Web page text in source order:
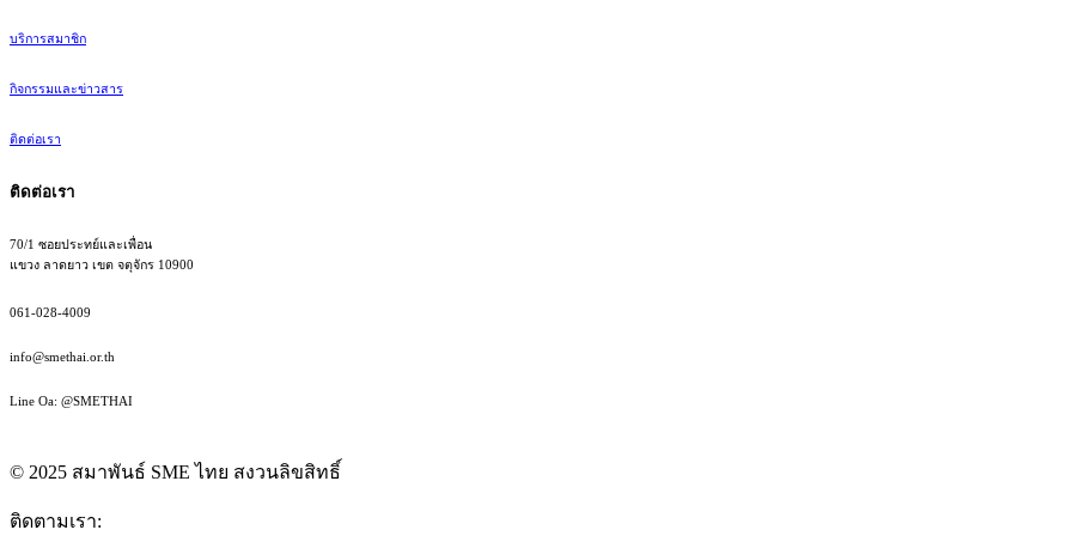
บริการสมาชิก
กิจกรรมและข่าวสาร
ติดต่อเรา
ติดต่อเรา
70/1 ซอยประทย์และเพื่อน
แขวง ลาดยาว เขต จตุจักร 10900
061-028-4009
info@smethai.or.th
Line Oa: @SMETHAI
© 2025 สมาพันธ์ SME ไทย สงวนลิขสิทธิ์
ติดตามเรา: